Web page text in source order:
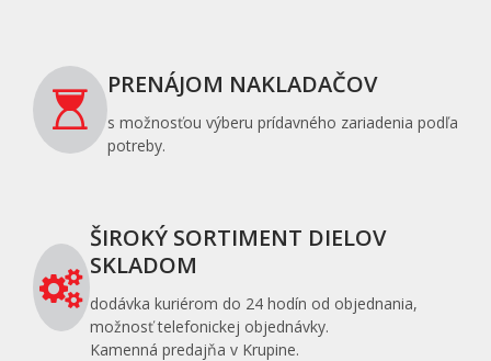
PRENÁJOM NAKLADAČOV
s možnosťou výberu prídavného zariadenia podľa
potreby.
ŠIROKÝ SORTIMENT DIELOV
SKLADOM
dodávka kuriérom do 24 hodín od objednania,
možnosť telefonickej objednávky.
Kamenná predajňa v Krupine.